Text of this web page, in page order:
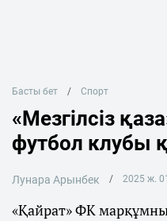
Басты бет Спорт
«Мезгілсіз
футбол клубы
Лунара Арынбек 2025 ж.
«Қайрат» ФК